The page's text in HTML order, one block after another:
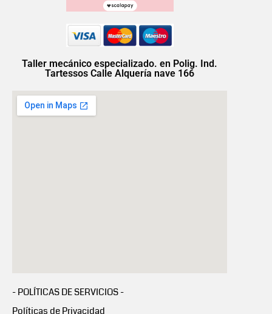
Taller mecánico especializado. en Polig. Ind.
Tartessos Calle Alquería nave 166
- POLÍTICAS DE SERVICIOS -
Políticas de Privacidad